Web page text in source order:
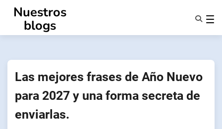
contenido
Nuestros
blogs
Quiénes Somos
Las mejores frases de Año Nuevo
para 2027 y una forma secreta de
enviarlas.